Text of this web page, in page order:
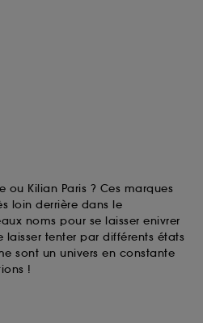
ou Kilian Paris ? Ces marques
loin derrière dans le
noms pour se laisser enivrer
laisser tenter par différents états
sont un univers en constante
!